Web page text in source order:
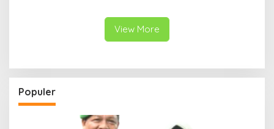
Krisis Iklim
View More
Populer